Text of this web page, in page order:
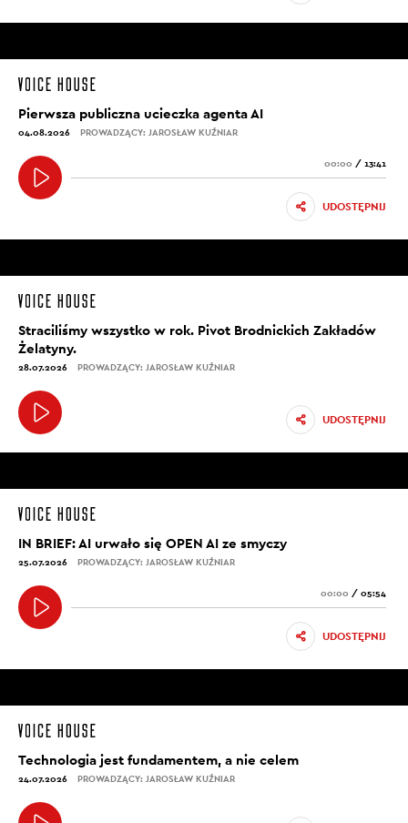
Pierwsza publiczna ucieczka agenta AI
04.08.2026 PROWADZĄCY: JAROSŁAW KUŹNIAR
00:00 / 13:41
UDOSTĘPNIJ
Straciliśmy wszystko w rok. Pivot Brodnickich Zakładów
Żelatyny.
28.07.2026 PROWADZĄCY: JAROSŁAW KUŹNIAR
UDOSTĘPNIJ
IN BRIEF: AI urwało się OPEN AI ze smyczy
25.07.2026 PROWADZĄCY: JAROSŁAW KUŹNIAR
00:00 / 05:54
UDOSTĘPNIJ
Technologia jest fundamentem, a nie celem
24.07.2026 PROWADZĄCY: JAROSŁAW KUŹNIAR